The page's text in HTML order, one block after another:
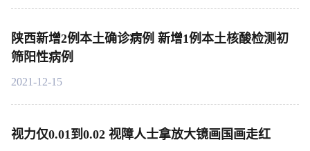
陕西新增2例本土确诊病例 新增1例本土核酸检测初
筛阳性病例
2021-12-15
视力仅0.01到0.02 视障人士拿放大镜画国画走红